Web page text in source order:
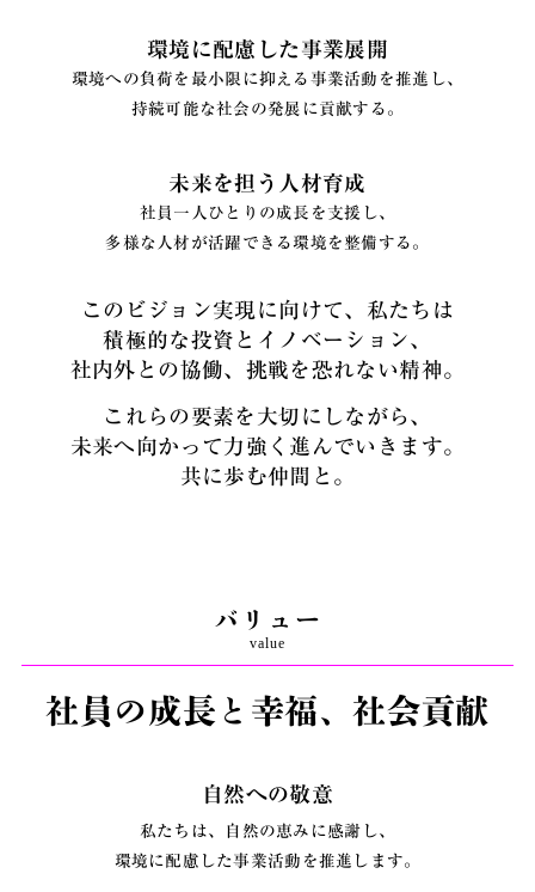
環境に配慮した事業展開
環境への負荷を最小限に抑える事業活動を推進し、
持続可能な社会の発展に貢献する。
未来を担う人材育成
社員一人ひとりの成長を支援し、
多様な人材が活躍できる環境を整備する。
このビジョン実現に向けて、私たちは
積極的な投資とイノベーション、
社内外との協働、挑戦を恐れない精神。
これらの要素を大切にしながら、
未来へ向かって力強く進んでいきます。
共に歩む仲間と。
バリュー
value
社員の成長と幸福、社会貢献
自然への敬意
私たちは、自然の恵みに感謝し、
環境に配慮した事業活動を推進します。